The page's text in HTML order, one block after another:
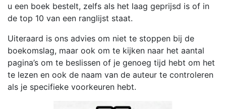
u een boek bestelt, zelfs als het laag geprijsd is of in
de top 10 van een ranglijst staat.
Uiteraard is ons advies om niet te stoppen bij de
boekomslag, maar ook om te kijken naar het aantal
pagina’s om te beslissen of je genoeg tijd hebt om het
te lezen en ook de naam van de auteur te controleren
als je specifieke voorkeuren hebt.